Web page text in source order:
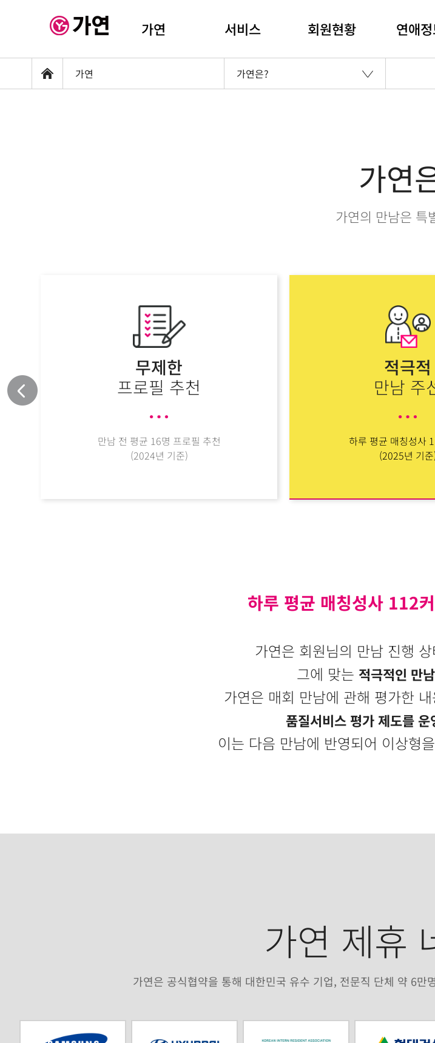
가연 서비스 회원현황 연애
홈 가연 가연은?
가연
가연의 만남은 특
무제한
프로필 추천
만남 전 평균 16명 프로필 추천
(2024년 기준)
적극적
만남 주
하루 평균 매칭성사
(2025년 기
01
하루평균
(2025년 기준)
공인된 서류
하루 평균 매칭성사 112
가연은 회원님의 만남 진행
그에 맞는 적극적인 만
가연은 매회 만남에 관해 평가한
품질서비스 평가 제도를 운
이는 다음 만남에 반영되어 이상형
가연 제휴
가연은 공식협약을 통해 대한민국 유수 기업, 전문직 단체 약 6